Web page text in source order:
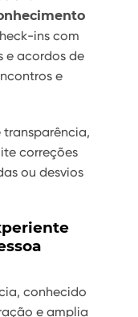
ins com
e acordos de
e
transparência,
correções
ou desvios
conhecido
e amplia